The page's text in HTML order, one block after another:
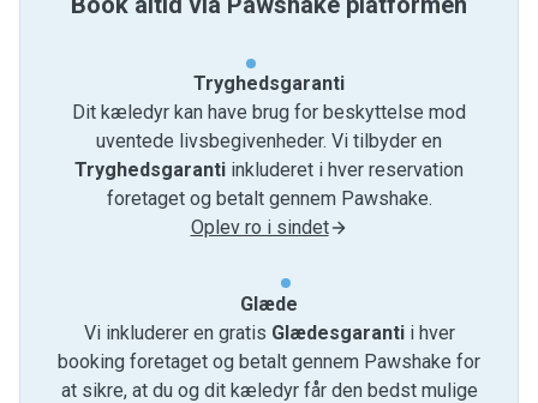
Tryghedsgaranti
Dit kæledyr kan have brug for beskyttelse mod
uventede livsbegivenheder. Vi tilbyder en
Tryghedsgaranti inkluderet i hver reservation
foretaget og betalt gennem Pawshake.
Oplev ro i sindet
Glæde
Vi inkluderer en gratis Glædesgarantii hver
booking foretaget og betalt gennem Pawshake for
at sikre, at du og dit kæledyr får den bedst mulige